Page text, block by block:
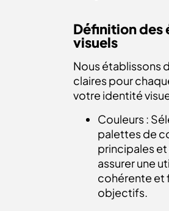
Définition des
visuels
Nous établissons
claires pour
votre identité
Couleurs :
palettes de
principales
assurer une
cohérente et
objectifs.